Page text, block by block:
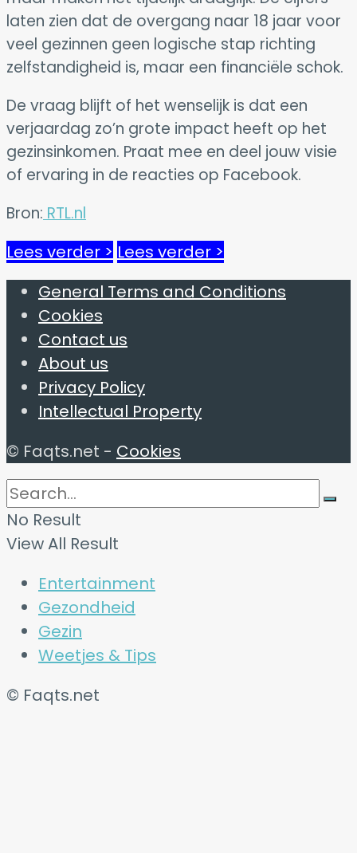
laten zien dat de overgang naar 18 jaar voor
veel gezinnen geen logische stap richting
zelfstandigheid is, maar een financiële schok.
De vraag blijft of het wenselijk is dat een
verjaardag zo’n grote impact heeft op het
gezinsinkomen. Praat mee en deel jouw visie
of ervaring in de reacties op Facebook.
Bron: RTL.nl
Lees verder > Lees verder >
General Terms and Conditions
Cookies
Contact us
About us
Privacy Policy
Intellectual Property
© Faqts.net - Cookies
No Result
View All Result
Entertainment
Gezondheid
Gezin
Weetjes & Tips
© Faqts.net